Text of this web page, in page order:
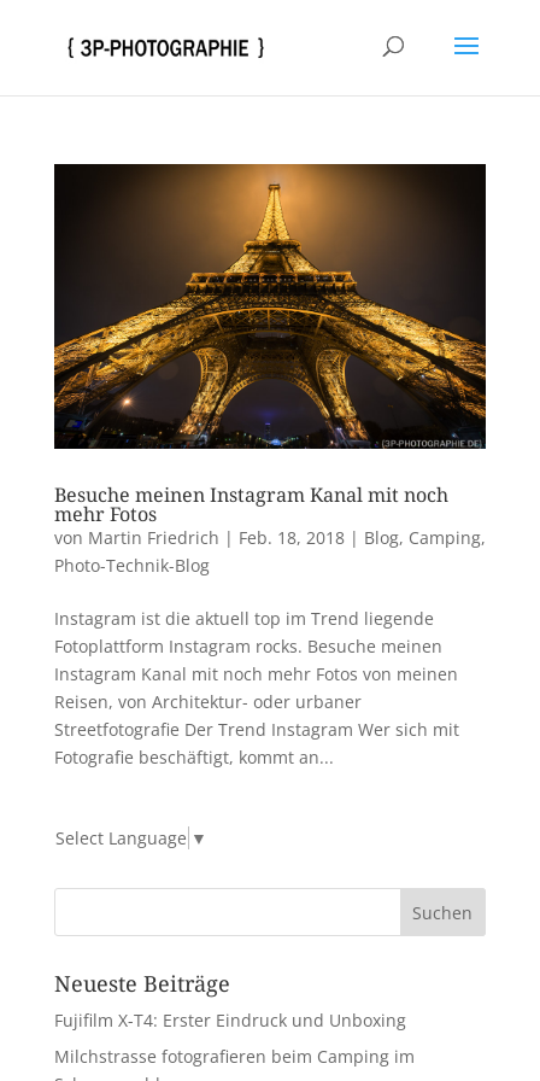
Besuche meinen Instagram Kanal mit noch
mehr Fotos
von Martin Friedrich | Feb. 18, 2018| Blog, Camping,
Photo-Technik-Blog
Instagram ist die aktuell top im Trend liegende
Fotoplattform Instagram rocks. Besuche meinen
Instagram Kanal mit noch mehr Fotos von meinen
Reisen, von Architektur- oder urbaner
Streetfotografie Der Trend Instagram Wer sich mit
Fotografie beschäftigt, kommt an...
Select Language ▼
Neueste Beiträge
Fujifilm X-T4: Erster Eindruck und Unboxing
Milchstrasse fotografieren beim Camping im